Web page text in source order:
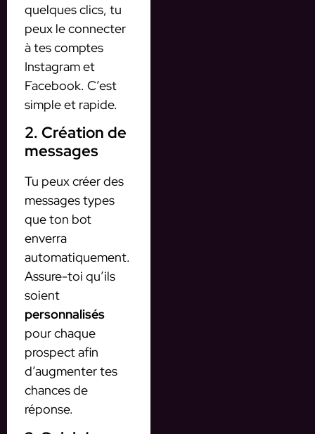
quelques clics, tu
peux le connecter
à tes comptes
Instagram et
Facebook. C’est
simple et rapide.
2. Création de
messages
Tu peux créer des
messages types
que ton bot
enverra
automatiquement.
Assure-toi qu’ils
soient
personnalisés
pour chaque
prospect afin
d’augmenter tes
chances de
réponse.